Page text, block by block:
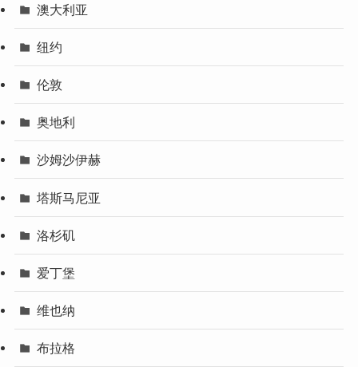
澳大利亚
纽约
伦敦
奥地利
沙姆沙伊赫
塔斯马尼亚
洛杉矶
爱丁堡
维也纳
布拉格